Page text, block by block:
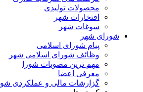
محصولات تولیدی
افتخارات شهر
سوغات شهر
شورای شهر
پیام شورای اسلامی
وظائف شورای اسلامی شهر
مهم ترین مصوبات شورا
معرفی اعضا
گزارشات مالی و عملکردی شوارا